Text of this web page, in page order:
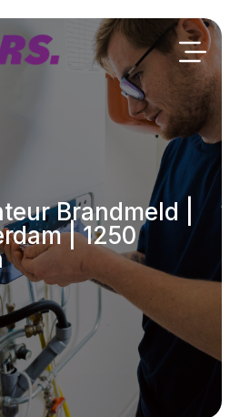
Brandmeld |
| 1250